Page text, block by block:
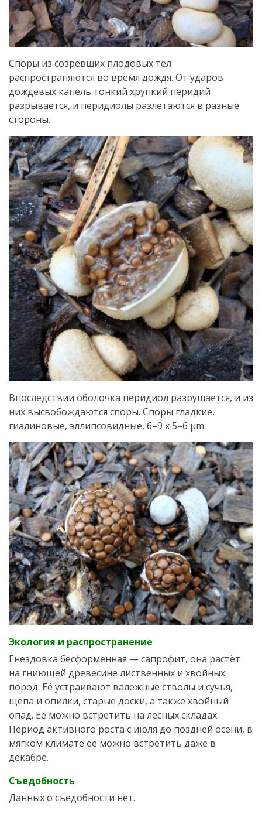
Споры из созревших плодовых тел
распространяются во время дождя. От ударов
дождевых капель тонкий хрупкий перидий
разрывается, и перидиолы разлетаются в разные
стороны.
Впоследствии оболочка перидиол разрушается, и из
них высвобождаются споры. Споры гладкие,
гиалиновые, эллипсовидные, 6–9 x 5–6 µm.
Экология и распространение
Гнездовка бесформенная — сапрофит, она растёт
на гниющей древесине лиственных и хвойных
пород. Её устраивают валежные стволы и сучья,
щепа и опилки, старые доски, а также хвойный
опад. Её можно встретить на лесных складах.
Период активного роста с июля до поздней осени, в
мягком климате её можно встретить даже в
декабре.
Съедобность
Данных о съедобности нет.